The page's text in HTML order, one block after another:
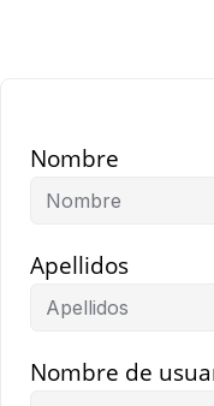
Nombre
Apellidos
Nombre de